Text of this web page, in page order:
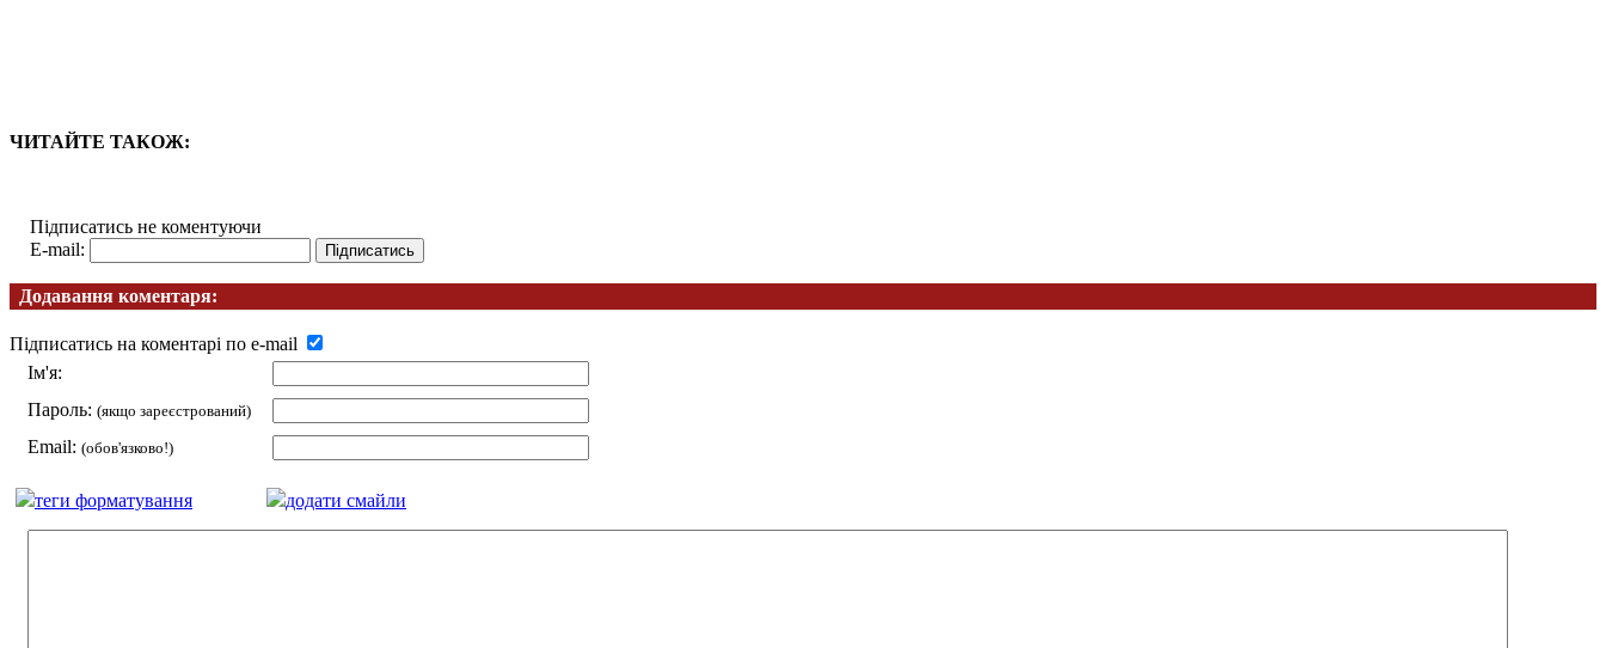
ЧИТАЙТЕ ТАКОЖ:
Підписатись не коментуючи
E-mail:
Додавання коментаря:
Підписатись на коментарі по e-mail
Ім'я:
Пароль: (якщо зареєстрований)
Email: (обов'язково!)
теги форматування додати смайли